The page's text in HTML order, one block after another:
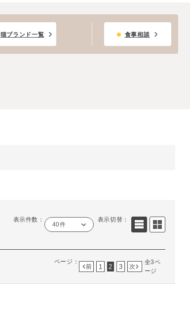
猫ブランド一覧 食事相談
表示件数：
40件
表示切替：
ページ：
前 1 2 3 次
全3ペ
ージ